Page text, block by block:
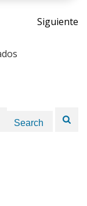
de
Siguiente